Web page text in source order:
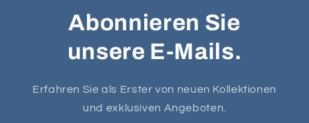
Abonnieren Sie
unsere E-Mails.
Erfahren Sie als Erster von neuen Kollektionen
und exklusiven Angeboten.